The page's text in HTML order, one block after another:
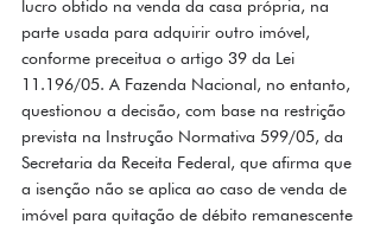
lucro obtido na venda da casa própria, na
parte usada para adquirir outro imóvel,
conforme preceitua o artigo 39 da Lei
11.196/05. A Fazenda Nacional, no entanto,
questionou a decisão, com base na restrição
prevista na Instrução Normativa 599/05, da
Secretaria da Receita Federal, que afirma que
a isenção não se aplica ao caso de venda de
imóvel para quitação de débito remanescente